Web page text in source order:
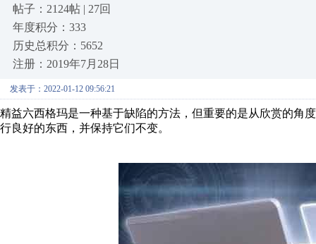
帖子：2124帖 | 27回
年度积分：333
历史总积分：5652
注册：2019年7月28日
发表于：2022-01-12 09:56:21
精益六西格玛是一种基于缺陷的方法，但重要的是从欣赏的角
行良好的东西，并保持它们不变。